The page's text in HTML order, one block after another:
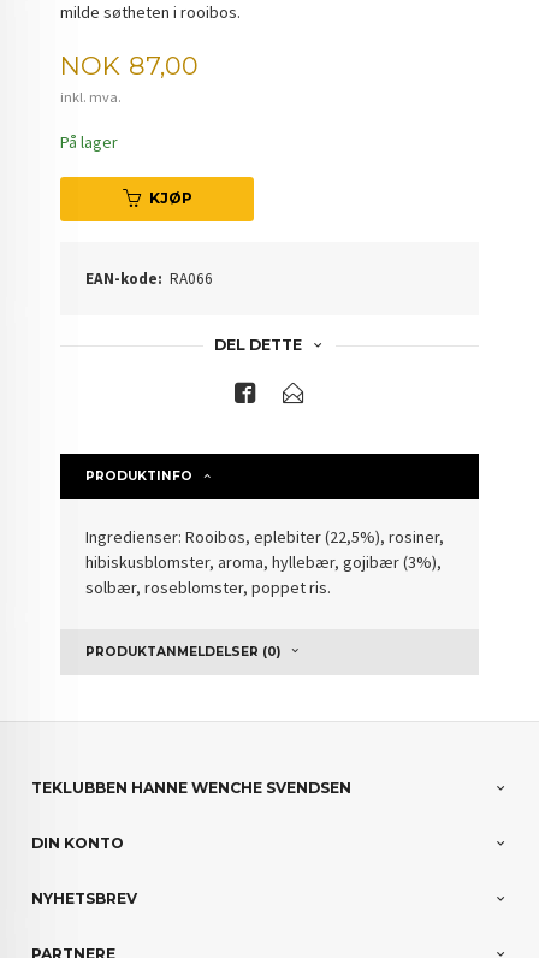
milde søtheten i rooibos.
Pris
NOK 87,00
inkl. mva.
På lager
KJØP
EAN-kode: RA066
DEL DETTE
PRODUKTINFO
Ingredienser: Rooibos, eplebiter (22,5%), rosiner,
hibiskusblomster, aroma, hyllebær, gojibær (3%),
solbær, roseblomster, poppet ris.
PRODUKTANMELDELSER (0)
TEKLUBBEN HANNE WENCHE SVENDSEN
DIN KONTO
NYHETSBREV
PARTNERE